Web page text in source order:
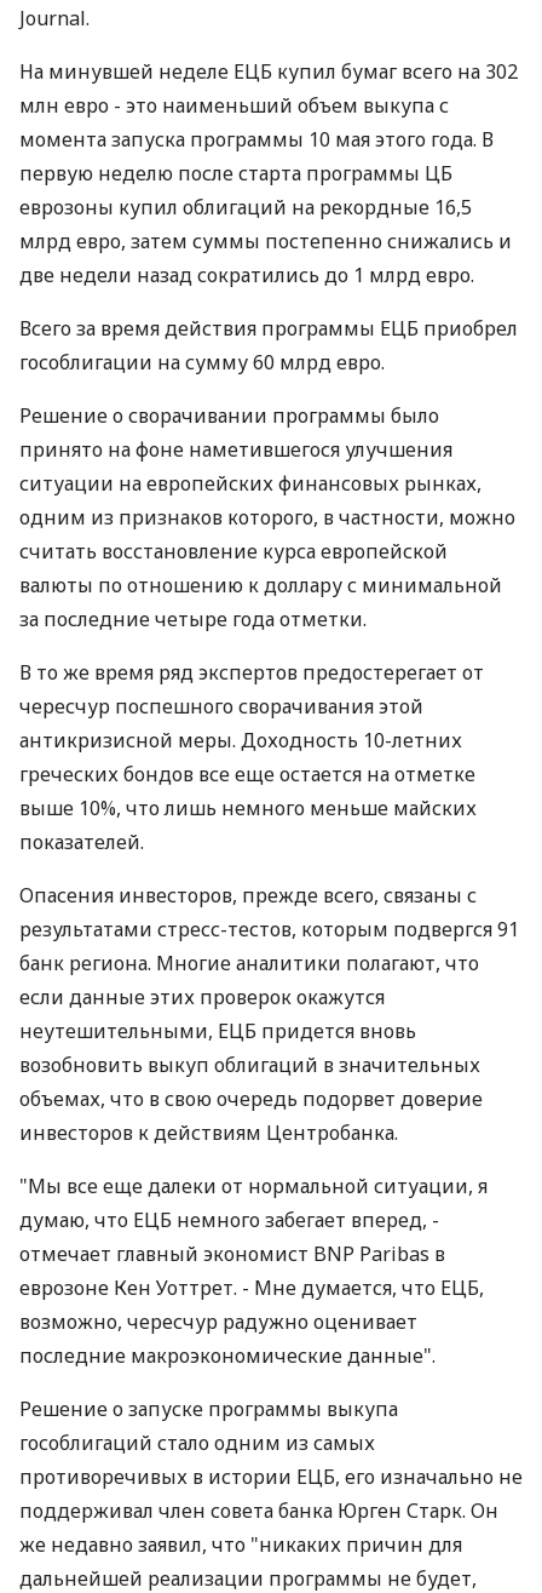
Journal.
На минувшей неделе ЕЦБ купил бумаг всего на 302
млн евро - это наименьший объем выкупа с
момента запуска программы 10 мая этого года. В
первую неделю после старта программы ЦБ
еврозоны купил облигаций на рекордные 16,5
млрд евро, затем суммы постепенно снижались и
две недели назад сократились до 1 млрд евро.
Всего за время действия программы ЕЦБ приобрел
гособлигации на сумму 60 млрд евро.
Решение о сворачивании программы было
принято на фоне наметившегося улучшения
ситуации на европейских финансовых рынках,
одним из признаков которого, в частности, можно
считать восстановление курса европейской
валюты по отношению к доллару с минимальной
за последние четыре года отметки.
В то же время ряд экспертов предостерегает от
чересчур поспешного сворачивания этой
антикризисной меры. Доходность 10-летних
греческих бондов все еще остается на отметке
выше 10%, что лишь немного меньше майских
показателей.
Опасения инвесторов, прежде всего, связаны с
результатами стресс-тестов, которым подвергся 91
банк региона. Многие аналитики полагают, что
если данные этих проверок окажутся
неутешительными, ЕЦБ придется вновь
возобновить выкуп облигаций в значительных
объемах, что в свою очередь подорвет доверие
инвесторов к действиям Центробанка.
"Мы все еще далеки от нормальной ситуации, я
думаю, что ЕЦБ немного забегает вперед, -
отмечает главный экономист BNP Paribas в
еврозоне Кен Уоттрет. - Мне думается, что ЕЦБ,
возможно, чересчур радужно оценивает
последние макроэкономические данные".
Решение о запуске программы выкупа
гособлигаций стало одним из самых
противоречивых в истории ЕЦБ, его изначально не
поддерживал член совета банка Юрген Старк. Он
же недавно заявил, что "никаких причин для
дальнейшей реализации программы не будет,